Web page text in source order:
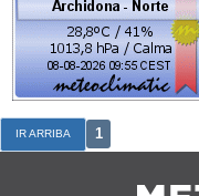
IR ARRIBA 1